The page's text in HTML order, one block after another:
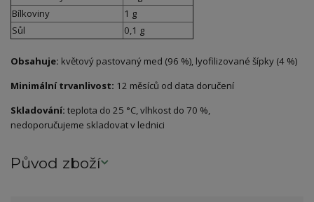
Bílkoviny
1 g
Sůl
0,1 g
Obsahuje: květový pastovaný med (96 %), lyofilizované šípky (4 %)
Minimální trvanlivost: 12 měsíců od data doručení
Skladování: teplota do 25 °C, vlhkost do 70 %,
nedoporučujeme skladovat v lednici
Původ zboží